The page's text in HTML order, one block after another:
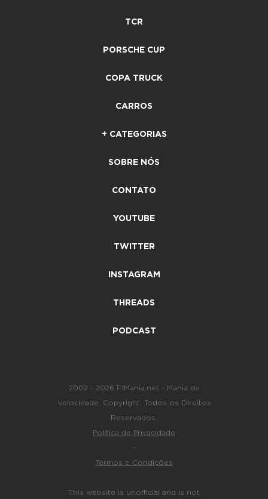
TCR
PORSCHE CUP
COPA TRUCK
CARROS
+ CATEGORIAS
SOBRE NÓS
CONTATO
YOUTUBE
TWITTER
INSTAGRAM
THREADS
PODCAST
2002 - 2026 F1Mania.net - Mania de
Velocidade. Copyright. Todos os Direitos
Reservados.
Política de Privacidade
-
Termos e Condições
This website is unofficial and is not